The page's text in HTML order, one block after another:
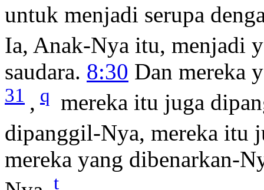
untuk menjadi serupa
Ia, Anak-Nya itu, menjadi
saudara. 8:30 Dan mereka
31 , q mereka itu juga
dipanggil-Nya, mereka itu
mereka yang dibenarkan-
t